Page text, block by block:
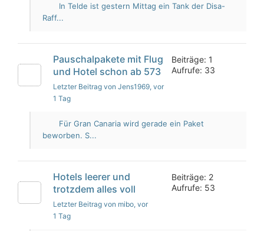
In Telde ist gestern Mittag ein Tank der Disa-
Raff...
Pauschalpakete mit Flug
und Hotel schon ab 573
Letzter Beitrag von Jens1969, vor
1 Tag
Beiträge: 1
Aufrufe: 33
Für Gran Canaria wird gerade ein Paket
beworben. S...
Hotels leerer und
trotzdem alles voll
Letzter Beitrag von mibo, vor
1 Tag
Beiträge: 2
Aufrufe: 53